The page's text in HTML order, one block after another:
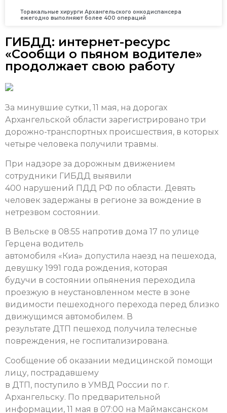
Торакальные хирурги Архангельского онкодиспансера
ежегодно выполняют более 400 операций
ГИБДД: интернет-ресурс
«Сообщи о пьяном водителе»
продолжает свою работу
За минувшие сутки, 11 мая, на дорогах
Архангельской области зарегистрировано три
дорожно-транспортных происшествия, в которых
четыре человека получили травмы.
При надзоре за дорожным движением
сотрудники ГИБДД выявили
400 нарушений ПДД РФ по области. Девять
человек задержаны в регионе за вождение в
нетрезвом состоянии.
В Вельске в 08:55 напротив дома 17 по улице
Герцена водитель
автомобиля «Киа» допустила наезд на пешехода,
девушку 1991 года рождения, которая
будучи в состоянии опьянения переходила
проезжую в неустановленном месте в зоне
видимости пешеходного перехода перед близко
движущимся автомобилем. В
результате ДТП пешеход получила телесные
повреждения, не госпитализирована.
Сообщение об оказании медицинской помощи
лицу, пострадавшему
в ДТП, поступило в УМВД России по г.
Архангельску. По предварительной
информации, 11 мая в 07:00 на Маймаксанском